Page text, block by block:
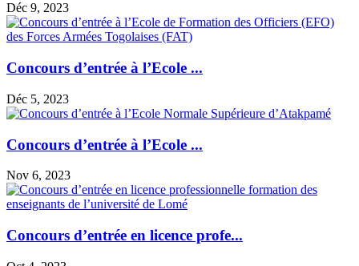
Déc 9, 2023
Concours d’entrée à l’Ecole ...
Déc 5, 2023
Concours d’entrée à l’Ecole ...
Nov 6, 2023
Concours d’entrée en licence profe...